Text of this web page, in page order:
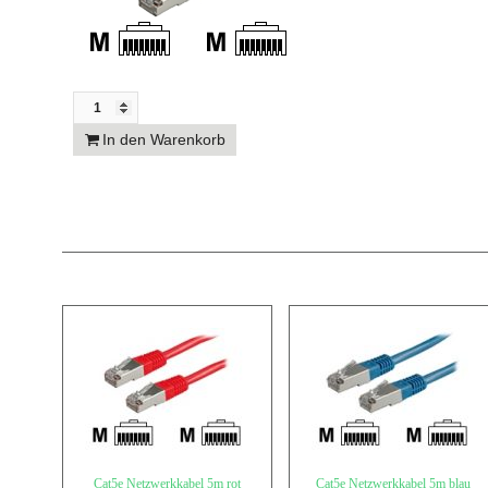
In den Warenkorb
Cat5e Netzwerkkabel 5m rot Cat5e Netzwerkkabel 5m blau